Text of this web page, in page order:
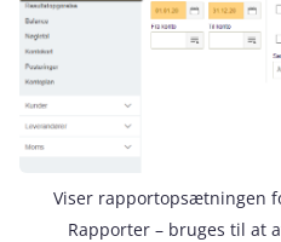
Viser rapportopsætningen
Rapporter – bruges til at